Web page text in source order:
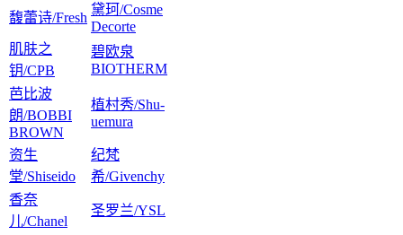
馥蕾诗/Fresh
黛珂/Cosme
Decorte
肌肤之
钥/CPB
碧欧泉
BIOTHERM
芭比波
朗/BOBBI
BROWN
植村秀/Shu-
uemura
资生
堂/Shiseido
纪梵
希/Givenchy
香奈
儿/Chanel
圣罗兰/YSL